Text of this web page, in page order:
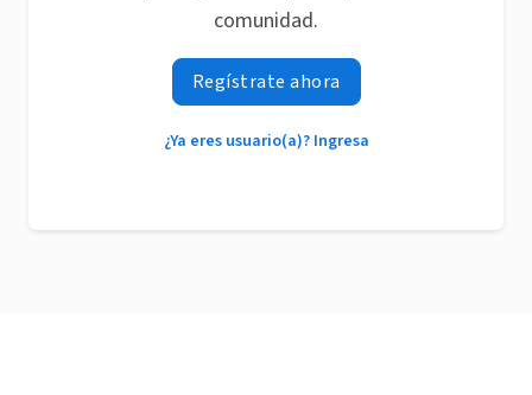
comunidad.
Regístrate ahora
¿Ya eres usuario(a)? Ingresa